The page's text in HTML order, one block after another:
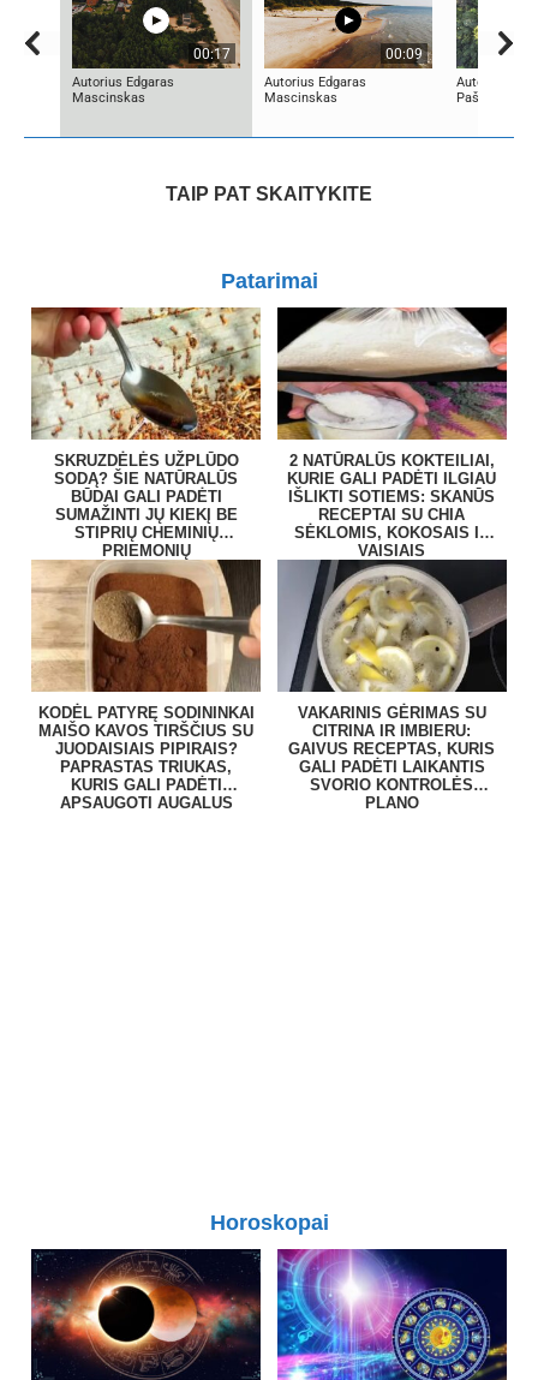
00:17
Autorius Edgaras
Mascinskas
00:09
Autorius Edgaras
Mascinskas
Autorius
Paškevičius
TAIP PAT SKAITYKITE
Patarimai
SKRUZDĖLĖS UŽPLŪDO
SODĄ? ŠIE NATŪRALŪS
BŪDAI GALI PADĖTI
SUMAŽINTI JŲ KIEKĮ BE
STIPRIŲ CHEMINIŲ
PRIEMONIŲ
2 NATŪRALŪS KOKTEILIAI,
KURIE GALI PADĖTI ILGIAU
IŠLIKTI SOTIEMS: SKANŪS
RECEPTAI SU CHIA
SĖKLOMIS, KOKOSAIS IR
VAISIAIS
KODĖL PATYRĘ SODININKAI
MAIŠO KAVOS TIRŠČIUS SU
JUODAISIAIS PIPIRAIS?
PAPRASTAS TRIUKAS,
KURIS GALI PADĖTI
APSAUGOTI AUGALUS
VAKARINIS GĖRIMAS SU
CITRINA IR IMBIERU:
GAIVUS RECEPTAS, KURIS
GALI PADĖTI LAIKANTIS
SVORIO KONTROLĖS
PLANO
Horoskopai